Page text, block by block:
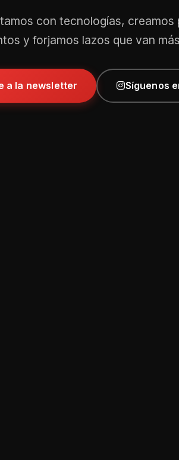
con tecnologías,
y forjamos lazos que van
a la newsletter Síguenos